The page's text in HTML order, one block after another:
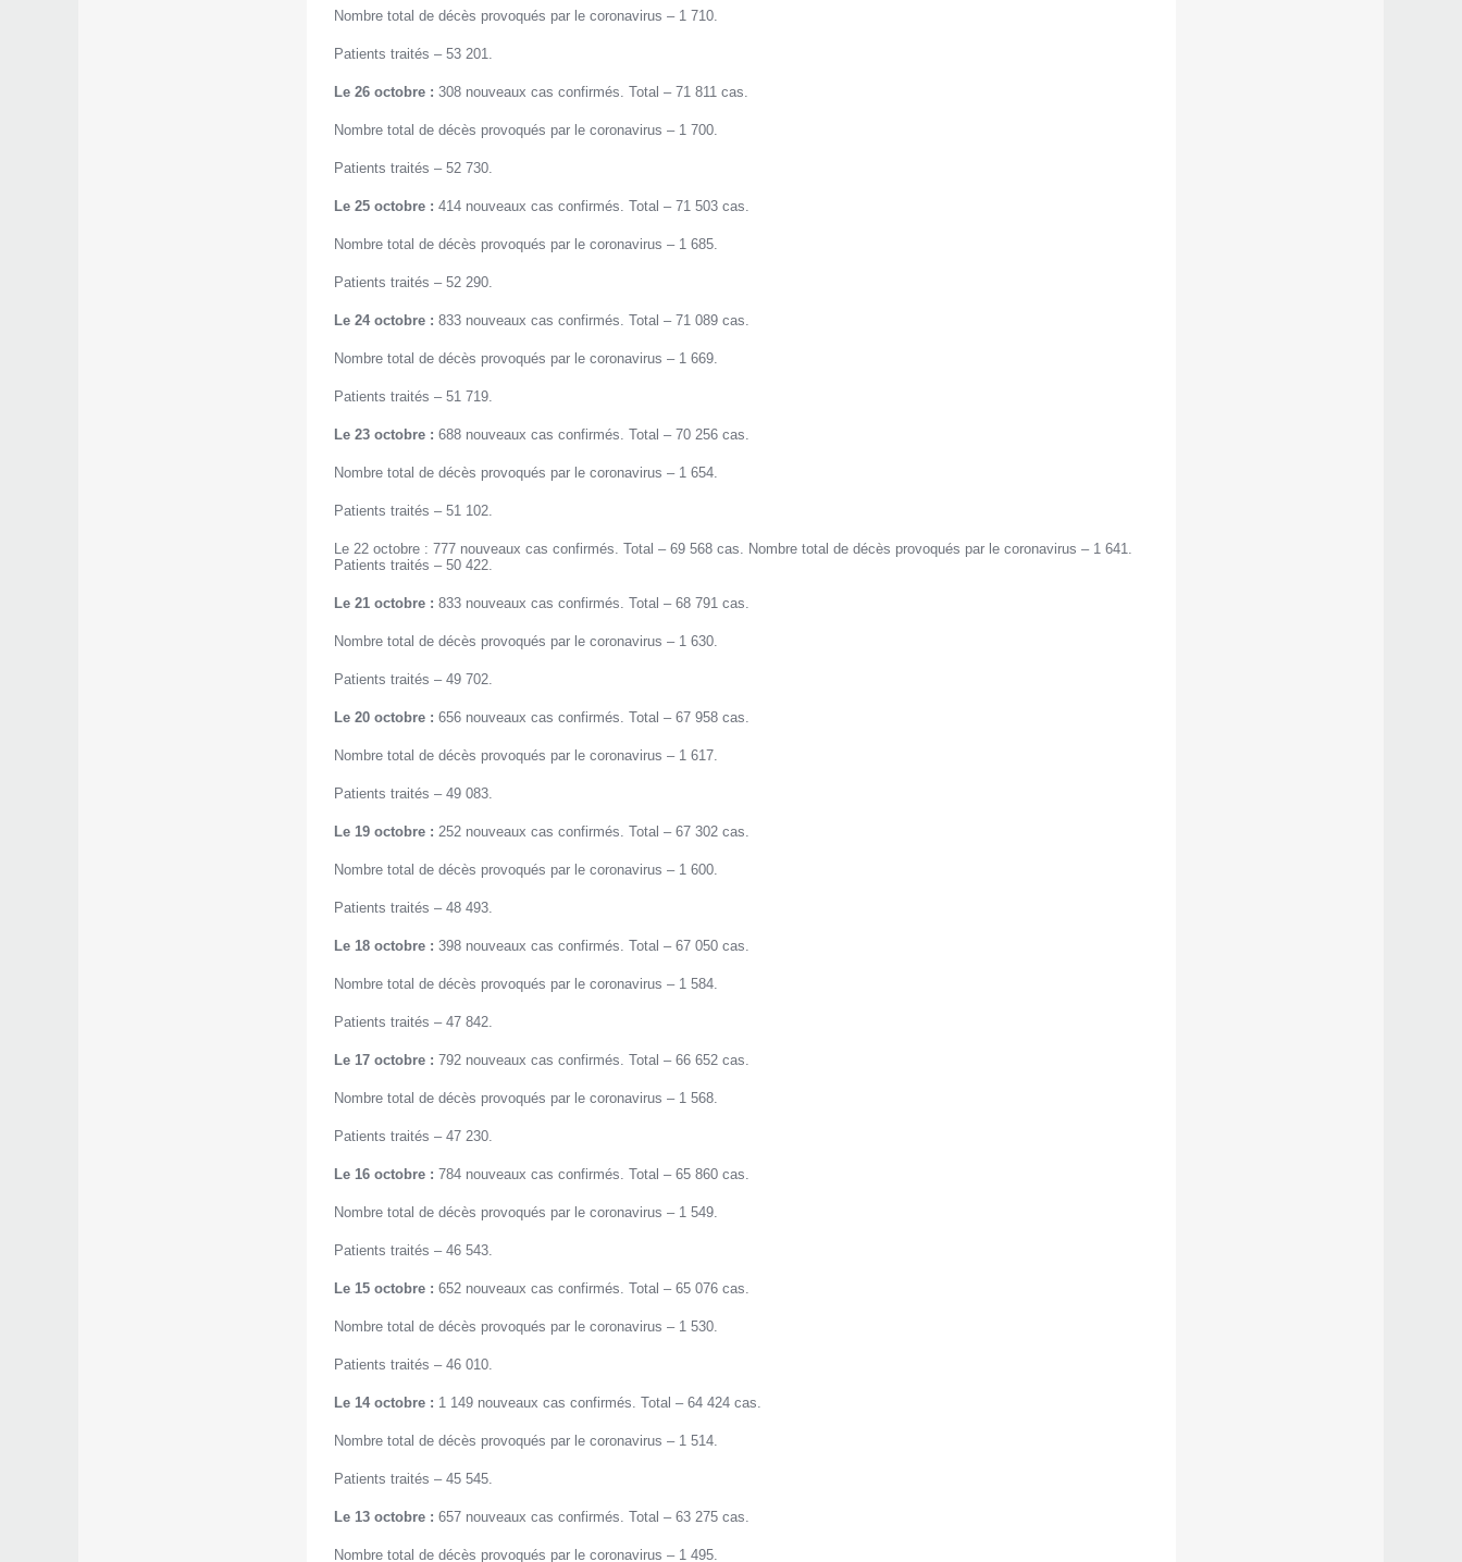
Nombre total de décès provoqués par le coronavirus – 1 710.
Patients traités – 53 201.
Le 26 octobre : 308 nouveaux cas confirmés. Total – 71 811 cas.
Nombre total de décès provoqués par le coronavirus – 1 700.
Patients traités – 52 730.
Le 25 octobre : 414 nouveaux cas confirmés. Total – 71 503 cas.
Nombre total de décès provoqués par le coronavirus – 1 685.
Patients traités – 52 290.
Le 24 octobre : 833 nouveaux cas confirmés. Total – 71 089 cas.
Nombre total de décès provoqués par le coronavirus – 1 669.
Patients traités – 51 719.
Le 23 octobre : 688 nouveaux cas confirmés. Total – 70 256 cas.
Nombre total de décès provoqués par le coronavirus – 1 654.
Patients traités – 51 102.
Le 22 octobre : 777 nouveaux cas confirmés. Total – 69 568 cas. Nombre total de décès provoqués par le coronavirus – 1 641.
Patients traités – 50 422.
Le 21 octobre : 833 nouveaux cas confirmés. Total – 68 791 cas.
Nombre total de décès provoqués par le coronavirus – 1 630.
Patients traités – 49 702.
Le 20 octobre : 656 nouveaux cas confirmés. Total – 67 958 cas.
Nombre total de décès provoqués par le coronavirus – 1 617.
Patients traités – 49 083.
Le 19 octobre : 252 nouveaux cas confirmés. Total – 67 302 cas.
Nombre total de décès provoqués par le coronavirus – 1 600.
Patients traités – 48 493.
Le 18 octobre : 398 nouveaux cas confirmés. Total – 67 050 cas.
Nombre total de décès provoqués par le coronavirus – 1 584.
Patients traités – 47 842.
Le 17 octobre : 792 nouveaux cas confirmés. Total – 66 652 cas.
Nombre total de décès provoqués par le coronavirus – 1 568.
Patients traités – 47 230.
Le 16 octobre : 784 nouveaux cas confirmés. Total – 65 860 cas.
Nombre total de décès provoqués par le coronavirus – 1 549.
Patients traités – 46 543.
Le 15 octobre : 652 nouveaux cas confirmés. Total – 65 076 cas.
Nombre total de décès provoqués par le coronavirus – 1 530.
Patients traités – 46 010.
Le 14 octobre : 1 149 nouveaux cas confirmés. Total – 64 424 cas.
Nombre total de décès provoqués par le coronavirus – 1 514.
Patients traités – 45 545.
Le 13 octobre : 657 nouveaux cas confirmés. Total – 63 275 cas.
Nombre total de décès provoqués par le coronavirus – 1 495.